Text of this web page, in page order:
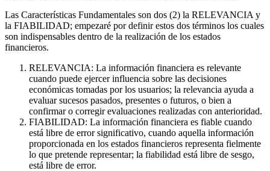
Las Características Fundamentales son dos (2) la RELEVANCIA y
la FIABILIDAD; empezaré por definir estos dos términos los cuales
son indispensables dentro de la realización de los estados
financieros.
RELEVANCIA: La información financiera es relevante
cuando puede ejercer influencia sobre las decisiones
económicas tomadas por los usuarios; la relevancia ayuda a
evaluar sucesos pasados, presentes o futuros, o bien a
confirmar o corregir evaluaciones realizadas con anterioridad.
FIABILIDAD: La información financiera es fiable cuando
está libre de error significativo, cuando aquella información
proporcionada en los estados financieros representa fielmente
lo que pretende representar; la fiabilidad está libre de sesgo,
está libre de error.